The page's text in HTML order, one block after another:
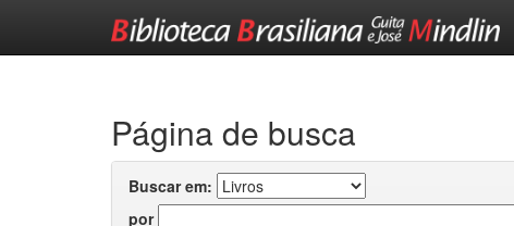
Página de busca
Buscar em:
por